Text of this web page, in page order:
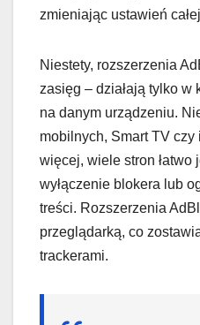
zmieniając ustawień
Niestety, rozszerzenia
zasięg – działają tylko w
na danym urządzeniu.
mobilnych, Smart TV
więcej, wiele stron łatwo
wyłączenie blokera lub
treści. Rozszerzenia
przeglądarką, co
trackerami.